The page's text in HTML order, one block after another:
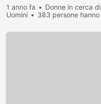
1 anno fa
Donne in cerca di
Uomini
383 persone hanno